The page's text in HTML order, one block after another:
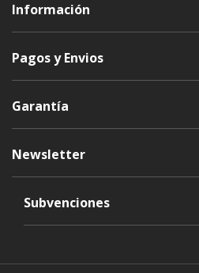
Información
Pagos y Envios
Garantía
Newsletter
Subvenciones